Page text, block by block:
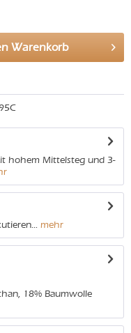
Warenkorb
hohem Mittelsteg und 3-
mehr
18% Baumwolle